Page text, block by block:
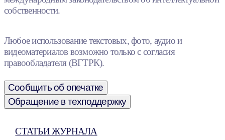
собственности.
Любое использование текстовых, фото, аудио и
видеоматериалов возможно только с согласия
правообладателя (ВГТРК).
Сообщить об опечатке
Обращение в техподдержку
СТАТЬИ ЖУРНАЛА